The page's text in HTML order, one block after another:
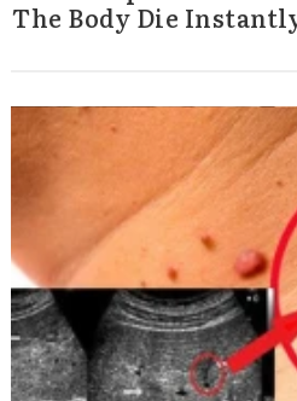
The Body Die